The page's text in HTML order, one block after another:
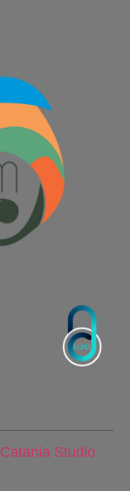
Catania Studio